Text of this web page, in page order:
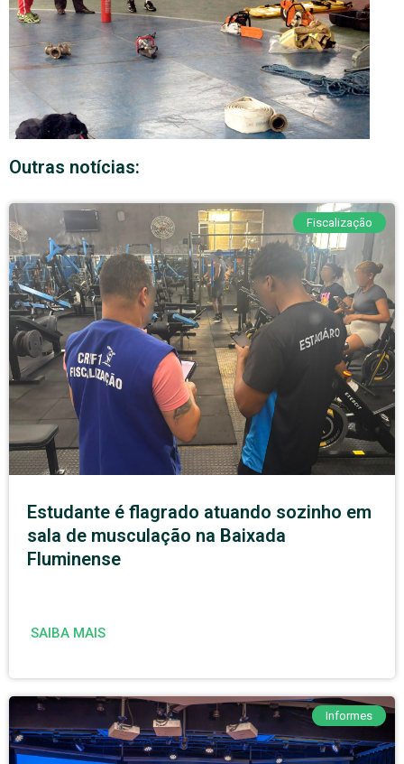
Outras notícias:
Fiscalização
Estudante é flagrado atuando sozinho em
sala de musculação na Baixada
Fluminense
SAIBA MAIS
Informes